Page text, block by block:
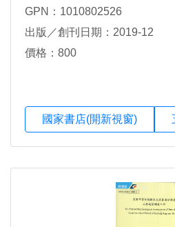
GPN：1010802526
出版／創刊日期：2019-12
價格：800
國家書店(開新視窗)